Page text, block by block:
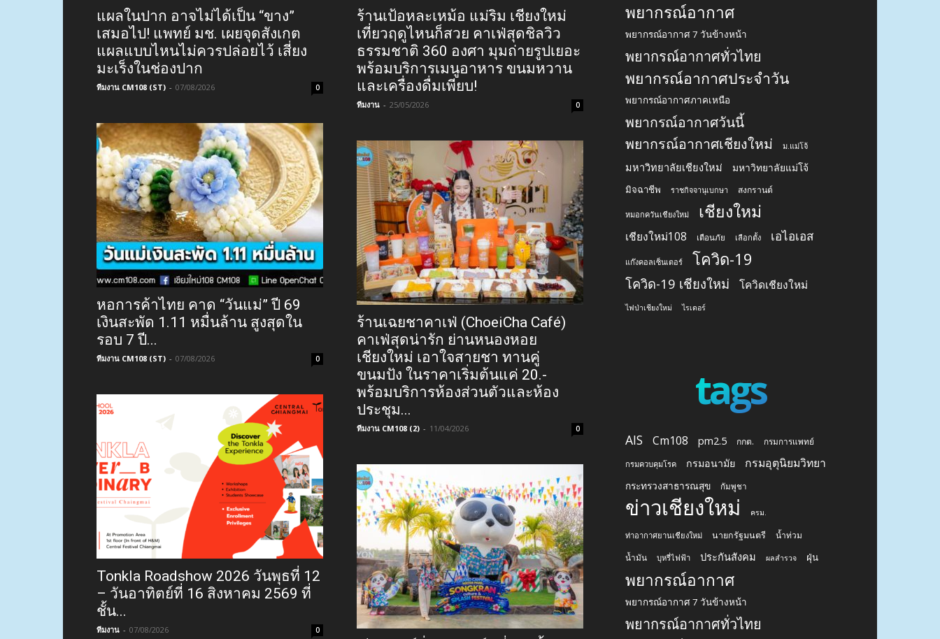
แผลในปาก อาจไม่ได้เป็น “ขาง”
เสมอไป! แพทย์ มช. เผยจุดสังเกต
แผลแบบไหนไม่ควรปล่อยไว้ เสี่ยง
มะเร็งในช่องปาก
ทีมงาน CM108 (ST) - 07/08/2026 0
หอการค้าไทย คาด “วันแม่” ปี 69
เงินสะพัด 1.11 หมื่นล้าน สูงสุดใน
รอบ 7 ปี...
ทีมงาน CM108 (ST) - 07/08/2026 0
Tonkla Roadshow 2026 วันพุธที่ 12
– วันอาทิตย์ที่ 16 สิงหาคม 2569 ที่
ชั้น...
ทีมงาน - 07/08/2026 0
ร้านเป้อหละเหม้อ แม่ริม เชียงใหม่
เที่ยวฤดูไหนก็สวย คาเฟ่สุดชิลวิว
ธรรมชาติ 360 องศา มุมถ่ายรูปเยอะ
พร้อมบริการเมนูอาหาร ขนมหวาน
และเครื่องดื่มเพียบ!
ทีมงาน - 25/05/2026 0
ร้านเฉยชาคาเฟ่ (ChoeiCha Café)
คาเฟ่สุดน่ารัก ย่านหนองหอย
เชียงใหม่ เอาใจสายชา ทานคู่
ขนมปัง ในราคาเริ่มต้นแค่ 20.-
พร้อมบริการห้องส่วนตัวและห้อง
ประชุม...
ทีมงาน CM108 (2) - 11/04/2026 0
พยากรณ์อากาศ
พยากรณ์อากาศ 7 วันข้างหน้า
พยากรณ์อากาศทั่วไทย
พยากรณ์อากาศประจำวัน
พยากรณ์อากาศภาคเหนือ
พยากรณ์อากาศวันนี้
พยากรณ์อากาศเชียงใหม่
ม.แม่โจ้
มหาวิทยาลัยเชียงใหม่ มหาวิทยาลัยแม่โจ้
มิจฉาชีพ ราชกิจจานุเบกษา สงกรานต์
หมอกควันเชียงใหม่ เชียงใหม่
เชียงใหม่108 เตือนภัย เลือกตั้ง เอไอเอส
แก๊งคอลเซ็นเตอร์ โควิด-19
โควิด-19 เชียงใหม่ โควิดเชียงใหม่
ไฟป่าเชียงใหม่ ไรเดอร์
tags
AIS Cm108 pm2.5 กกต. กรมการแพทย์
กรมควบคุมโรค กรมอนามัย กรมอุตุนิยมวิทยา
กระทรวงสาธารณสุข กัมพูชา
ข่าวเชียงใหม่ ครม.
ท่าอากาศยานเชียงใหม่ นายกรัฐมนตรี น้ำท่วม
น้ำมัน บุหรี่ไฟฟ้า ประกันสังคม ผลสำรวจ ฝุ่น
พยากรณ์อากาศ
พยากรณ์อากาศ 7 วันข้างหน้า
พยากรณ์อากาศทั่วไทย